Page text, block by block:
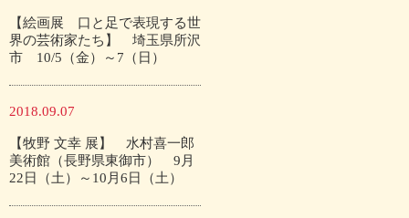
【絵画展 口と足で表現する世
界の芸術家たち】 埼玉県所沢
市 10/5（金）～7（日）
2018.09.07
【牧野 文幸 展】 水村喜一郎
美術館（長野県東御市） 9月
22日（土）～10月6日（土）